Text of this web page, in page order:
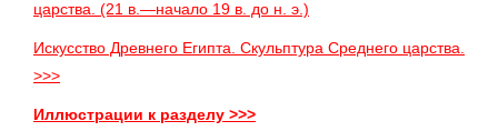
царства. (21 в.—начало 19 в. до н. э.)
Искусство Древнего Египта. Скульптура Среднего царства.
>>>
Иллюстрации к разделу >>>